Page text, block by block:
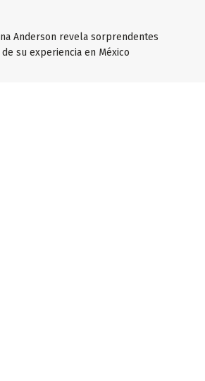
Anderson revela sorprendentes
su experiencia en México